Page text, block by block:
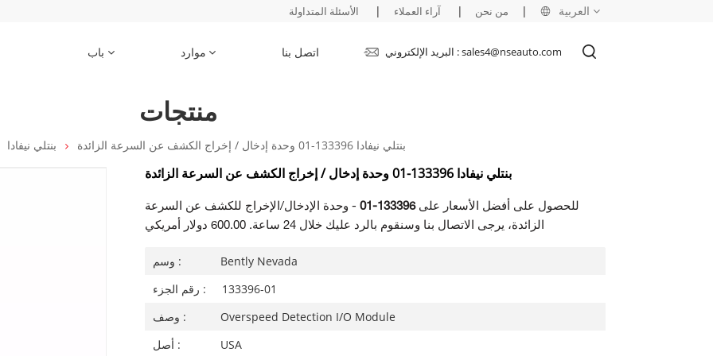
العربية
العربية
من نحن | آراء العملاء | الأسئلة المتداولة |
باب موارد اتصل بنا البريد الإلكتروني : sales4@nseauto.com
منتجات
بنتلي نيفادا بنتلي نيفادا 133396-01 وحدة إدخال / إخراج الكشف عن السرعة الزائدة
بنتلي نيفادا 133396-01 وحدة إدخال / إخراج الكشف عن السرعة الزائدة
للحصول على أفضل الأسعار على 133396-01
- وحدة الإدخال/الإخراج للكشف عن السرعة
الزائدة، يرجى الاتصال بنا وسنقوم بالرد عليك خلال 24 ساعة. 600.00 دولار أمريكي
وسم :
Bently Nevada
رقم الجزء :
133396-01
وصف :
Overspeed Detection I/O Module
أصل :
USA